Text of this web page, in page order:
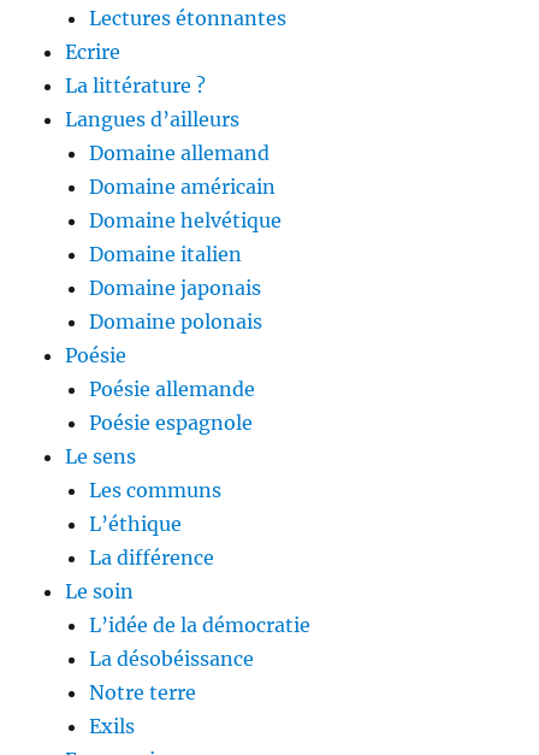
Lectures étonnantes
Ecrire
La littérature ?
Langues d’ailleurs
Domaine allemand
Domaine américain
Domaine helvétique
Domaine italien
Domaine japonais
Domaine polonais
Poésie
Poésie allemande
Poésie espagnole
Le sens
Les communs
L’éthique
La différence
Le soin
L’idée de la démocratie
La désobéissance
Notre terre
Exils